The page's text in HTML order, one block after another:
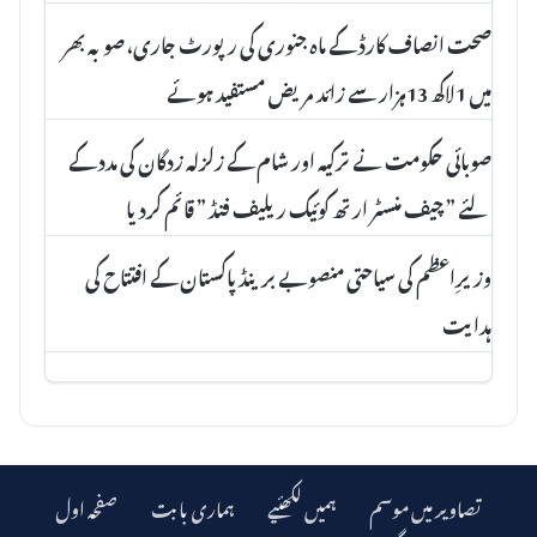
صحت انصاف کارڈ کے ماہ جنوری کی رپورٹ جاری، صوبہ بھر
میں 1لاکھ 13ہزار سے زائد مریض مستفید ہوئے
صوبائی حکومت نے ترکیہ اور شام کے زلزلہ زدگان کی مدد کے
لئے ” چیف منسٹر ارتھ کوئیک ریلیف فنڈ ” قائم کردیا
وزیرِاعظم کی سیاحتی منصوبے برینڈ پاکستان کے افتتاح کی
ہدایت
صفحہ اول ہماری بابت ہمیں لکھئیے
تصاویر میں موسم